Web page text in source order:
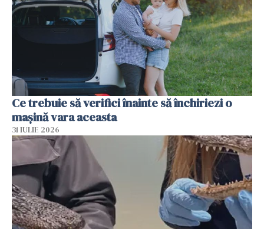
Ce trebuie să verifici înainte să închiriezi o
mașină vara aceasta
31 IULIE 2026